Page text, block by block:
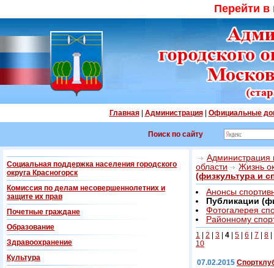
Перейти
Главная| Администрация| Официальные
Поиск по сайту
Социальная поддержка населения городского
округа Красногорск
Комиссия по делам несовершеннолетних и
защите их прав
Почетные граждане
Образование
Здравоохранение
Культура
Администрация
области
Жизнь
(физкультура и
Анонсы
Публикации
Фотогалерея
Районному
1 2 3 4 5 6 7 8
10
07.02.2015